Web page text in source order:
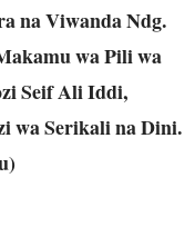
na Viwanda Ndg.
wa Pili wa
Seif Ali Iddi,
wa Serikali na Dini.